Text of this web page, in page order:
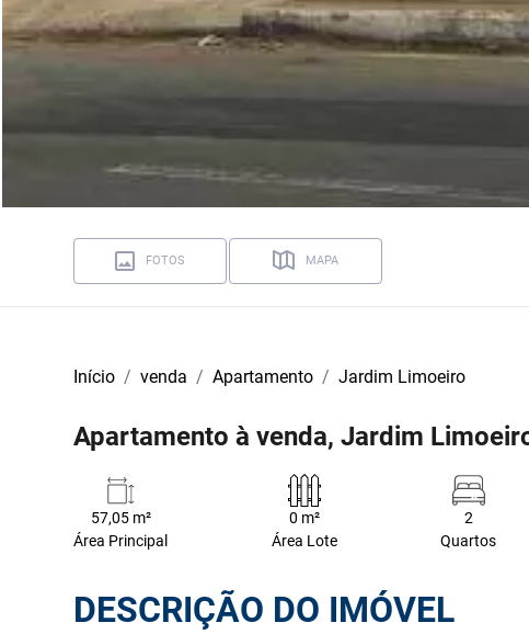
FOTOS MAPA
Início venda Apartamento Jardim Limoeiro
Apartamento à venda, Jardim
57,05 m²
Área Principal
0 m²
Área Lote
2
Quartos
DESCRIÇÃO DO IMÓVEL